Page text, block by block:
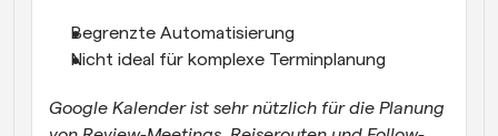
Begrenzte Automatisierung
Nicht ideal für komplexe Terminplanung
Google Kalender ist sehr nützlich für die Planung